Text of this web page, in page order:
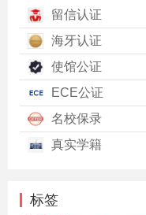
留信认证
海牙认证
使馆公证
ECE公证
名校保录
真实学籍
标签